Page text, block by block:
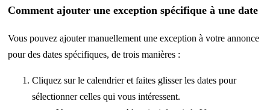
Comment ajouter une exception spécifique à une date
Vous pouvez ajouter manuellement une exception à votre annonce
pour des dates spécifiques, de trois manières :
Cliquez sur le calendrier et faites glisser les dates pour
sélectionner celles qui vous intéressent.